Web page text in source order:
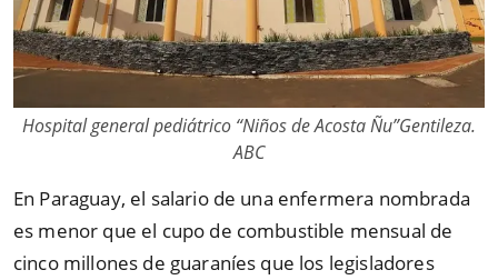
Hospital general pediátrico “Niños de Acosta Ñu”Gentileza.
ABC
En Paraguay, el salario de una enfermera nombrada
es menor que el cupo de combustible mensual de
cinco millones de guaraníes que los legisladores